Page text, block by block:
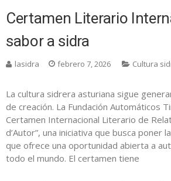
Certamen Literario
sabor a sidra
lasidra febrero 7, 2026 Cultura
La cultura sidrera asturiana sigue
de creación. La Fundación Automáticos
Certamen Internacional Literario de
d’Autor”, una iniciativa que busca poner
que ofrece una oportunidad abierta a
todo el mundo. El certamen tiene